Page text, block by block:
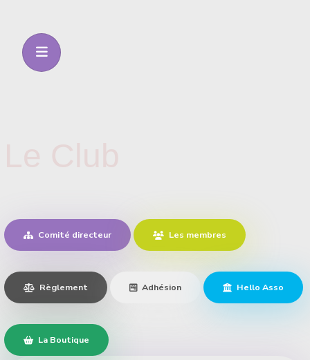
Comité directeur Les membres
Règlement Adhésion Hello Asso
La Boutique